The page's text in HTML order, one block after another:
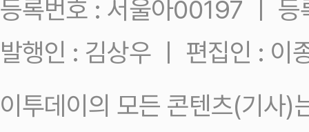
등록번호 : 서울아00197 ㅣ
발행인 : 김상우 ㅣ 편집인 : 이
이투데이의 모든 콘텐츠(기사)